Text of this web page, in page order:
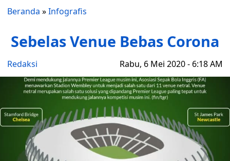
Beranda »Infografis
Sebelas Venue Bebas Corona
Redaksi Rabu, 6 Mei 2020 - 6:18 AM